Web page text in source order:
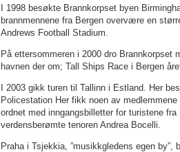
I 1998 besøkte Brannkorpset byen
brannmennene fra Bergen overvære en
Andrews Football Stadium.
På ettersommeren i 2000 dro Brannkorpset
havnen der om; Tall Ships Race i Bergen
I 2003 gikk turen til Tallinn i Estland. Her
Policestation Her fikk noen av
ordnet med inngangsbilletter for turistene
verdensberømte tenoren Andrea Bocelli.
Praha i Tsjekkia, ”musikkgledens egen